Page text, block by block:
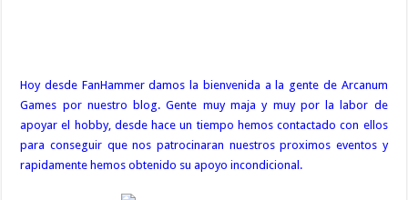
Hoy desde FanHammer damos la bienvenida a la gente de Arcanum
Games por nuestro blog. Gente muy maja y muy por la labor de
apoyar el hobby, desde hace un tiempo hemos contactado con ellos
para conseguir que nos patrocinaran nuestros proximos eventos y
rapidamente hemos obtenido su apoyo incondicional.